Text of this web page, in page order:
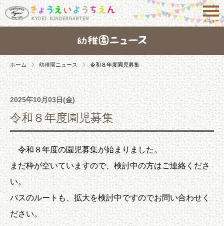
メニュー
ホーム 幼稚園ニュース 令和８年度園児募集
2025年10月03日(金)
令和８年度園児募集
令和８年度の園児募集が始まりました。
まだ枠が空いていますので、検討中の方はご連絡くださ
い。
バスのルートも、拡大を検討中ですのでお問い合わせく
ださい。